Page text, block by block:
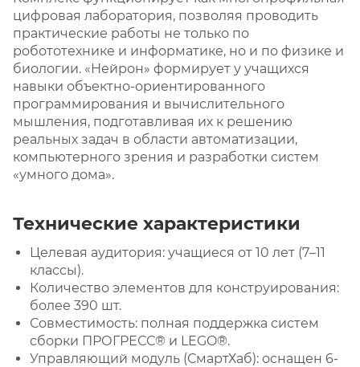
цифровая лаборатория, позволяя проводить
практические работы не только по
робототехнике и информатике, но и по физике и
биологии. «Нейрон» формирует у учащихся
навыки объектно-ориентированного
программирования и вычислительного
мышления, подготавливая их к решению
реальных задач в области автоматизации,
компьютерного зрения и разработки систем
«умного дома».
Технические характеристики
Целевая аудитория: учащиеся от 10 лет (7–11
классы).
Количество элементов для конструирования:
более 390 шт.
Совместимость: полная поддержка систем
сборки ПРОГРЕСС® и LEGO®.
Управляющий модуль (СмартХаб): оснащен 6-